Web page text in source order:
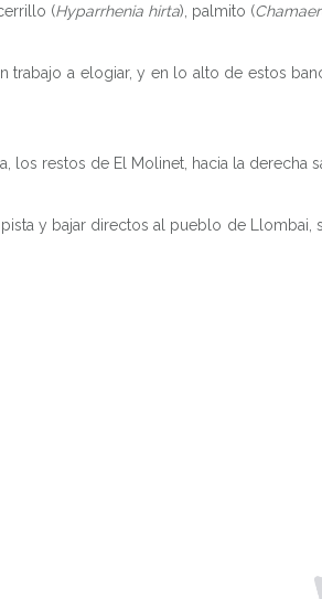
DE
(Hyparrhenia hirta), palmito (
a elogiar, y en lo alto de estos
restos de El Molinet, hacia la derecha
y bajar directos al pueblo de Llombai,